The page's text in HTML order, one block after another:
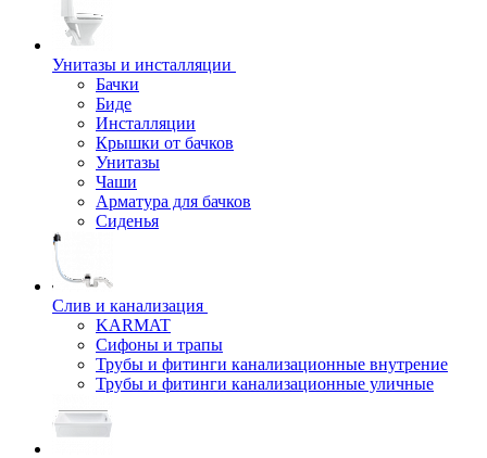
Унитазы и инсталляции
Бачки
Биде
Инсталляции
Крышки от бачков
Унитазы
Чаши
Арматура для бачков
Сиденья
Слив и канализация
KARMAT
Сифоны и трапы
Трубы и фитинги канализационные внутрение
Трубы и фитинги канализационные уличные